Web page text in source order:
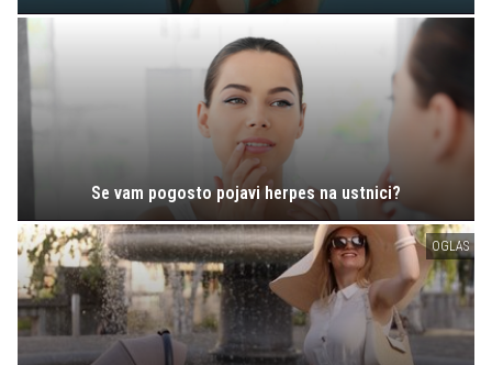
Se vam pogosto pojavi herpes na ustnici?
OGLAS